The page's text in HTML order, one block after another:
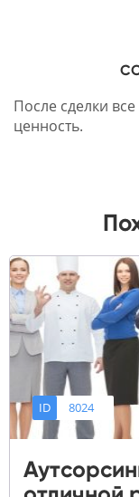
После сделки
ценность.
ID 8024